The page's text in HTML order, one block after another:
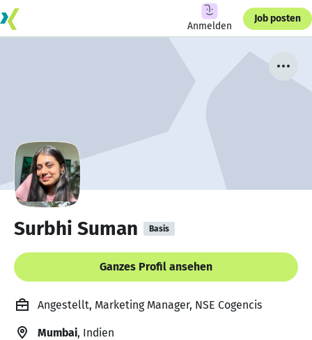
Anmelden
Job posten
Surbhi Suman Basis
Ganzes Profil ansehen
Angestellt, Marketing Manager, NSE Cogencis
Mumbai, Indien